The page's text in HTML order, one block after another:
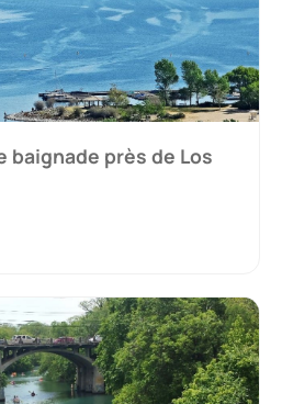
baignade près de Los